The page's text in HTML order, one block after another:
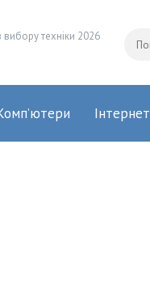
техніки 2026
Інтернет